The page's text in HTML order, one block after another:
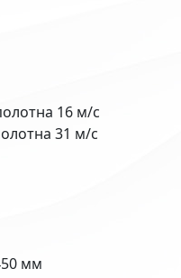
16 м/с
31 м/с
мм